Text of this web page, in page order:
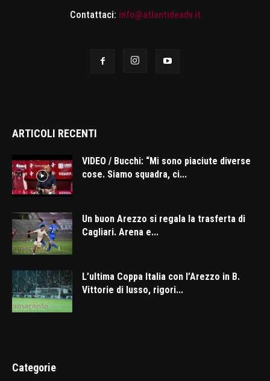
Contattaci: info@atlantideadv.it
ARTICOLI RECENTI
VIDEO / Bucchi: “Mi sono piaciute diverse
cose. Siamo squadra, ci...
Un buon Arezzo si regala la trasferta di
Cagliari. Arena e...
L’ultima Coppa Italia con l’Arezzo in B.
Vittorie di lusso, rigori...
Categorie